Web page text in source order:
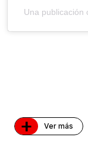
Una publicación
+ Ver más